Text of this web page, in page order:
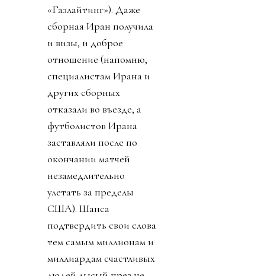
«Газлайтинг»). Даже
сборная Иран получила
и визы, и доброе
отношение (напомню,
специалистам Ирана и
других сборных
отказали во въезде, а
футболистов Ирана
заставляли после по
окончании матчей
незамедлительно
улетать за пределы
США). Шанса
подтвердить свои слова
тем самым миллионам и
миллиардам счастливых